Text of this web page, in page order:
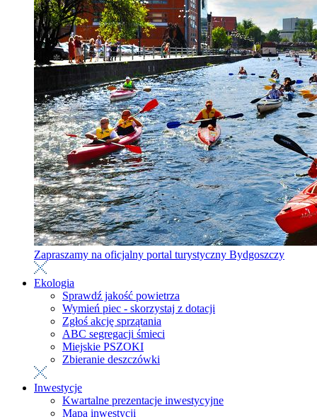
Zapraszamy na oficjalny portal turystyczny Bydgoszczy
Ekologia
Sprawdź jakość powietrza
Wymień piec - skorzystaj z dotacji
Zgłoś akcję sprzątania
ABC segregacji śmieci
Miejskie PSZOKI
Zbieranie deszczówki
Inwestycje
Kwartalne prezentacje inwestycyjne
Mapa inwestycji